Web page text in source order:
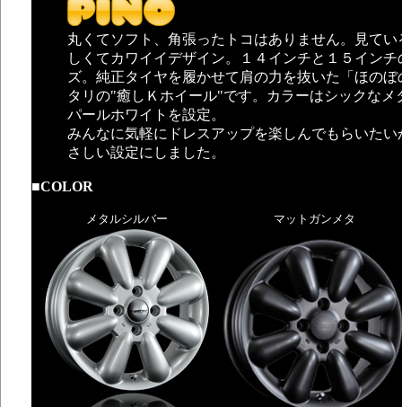
丸くてソフト、角張ったトコはありません。見て
しくてカワイイデザイン。１４インチと１５イン
ズ。純正タイヤを履かせて肩の力を抜いた「ほの
タリの"癒しＫホイール"です。カラーはシックなメ
パールホワイトを設定。
みんなに気軽にドレスアップを楽しんでもらいた
さしい設定にしました。
■COLOR
メタルシルバー マットガンメタ